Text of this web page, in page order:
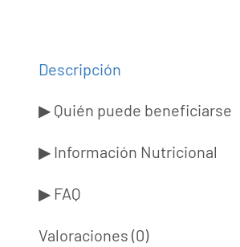
Descripción
▶ Quién puede beneficiarse
▶ Información Nutricional
▶ FAQ
Valoraciones (0)